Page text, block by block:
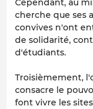
Cependant, au
cherche que ses
convives n'ont
de solidarité,
d'étudiants.
Troisièmement,
consacre le
font vivre les